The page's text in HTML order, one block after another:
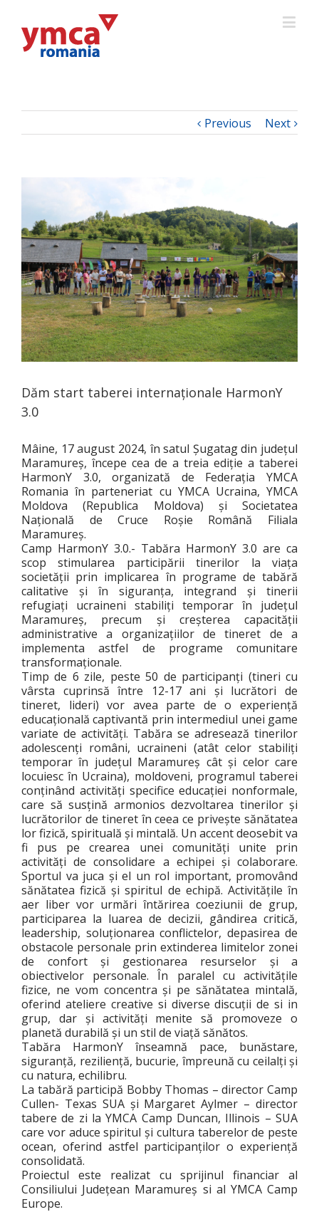
Previous Next
Dăm start taberei internaționale HarmonY
3.0
Mâine, 17 august 2024, în satul Șugatag din județul
Maramureș, începe cea de a treia ediție a taberei
HarmonY 3.0, organizată de Federația YMCA
Romania în parteneriat cu YMCA Ucraina, YMCA
Moldova (Republica Moldova) și Societatea
Națională de Cruce Roșie Română Filiala
Maramureș.
Camp HarmonY 3.0.- Tabăra HarmonY 3.0 are ca
scop stimularea participării tinerilor la viața
societății prin implicarea în programe de tabără
calitative și în siguranța, integrand și tinerii
refugiați ucraineni stabiliți temporar în județul
Maramureș, precum și creșterea capacității
administrative a organizațiilor de tineret de a
implementa astfel de programe comunitare
transformaționale.
Timp de 6 zile, peste 50 de participanți (tineri cu
vârsta cuprinsă între 12-17 ani și lucrători de
tineret, lideri) vor avea parte de o experiență
educațională captivantă prin intermediul unei game
variate de activități. Tabăra se adresează tinerilor
adolescenți români, ucraineni (atât celor stabiliți
temporar în județul Maramureș cât și celor care
locuiesc în Ucraina), moldoveni, programul taberei
conținând activități specifice educației nonformale,
care să susțină armonios dezvoltarea tinerilor și
lucrătorilor de tineret în ceea ce privește sănătatea
lor fizică, spirituală și mintală. Un accent deosebit va
fi pus pe crearea unei comunități unite prin
activități de consolidare a echipei și colaborare.
Sportul va juca și el un rol important, promovând
sănătatea fizică și spiritul de echipă. Activitățile în
aer liber vor urmări întărirea coeziunii de grup,
participarea la luarea de decizii, gândirea critică,
leadership, soluționarea conflictelor, depasirea de
obstacole personale prin extinderea limitelor zonei
de confort și gestionarea resurselor și a
obiectivelor personale. În paralel cu activitățile
fizice, ne vom concentra și pe sănătatea mintală,
oferind ateliere creative si diverse discuții de si in
grup, dar și activități menite să promoveze o
planetă durabilă și un stil de viață sănătos.
Tabăra HarmonY înseamnă pace, bunăstare,
siguranță, reziliență, bucurie, împreună cu ceilalți și
cu natura, echilibru.
La tabără participă Bobby Thomas – director Camp
Cullen- Texas SUA și Margaret Aylmer – director
tabere de zi la YMCA Camp Duncan, Illinois – SUA
care vor aduce spiritul și cultura taberelor de peste
ocean, oferind astfel participanților o experiență
consolidată.
Proiectul este realizat cu sprijinul financiar al
Consiliului Județean Maramureș si al YMCA Camp
Europe.